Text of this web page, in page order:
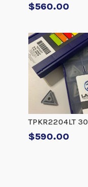
$560.00
TPKR2204LT 30
$590.00